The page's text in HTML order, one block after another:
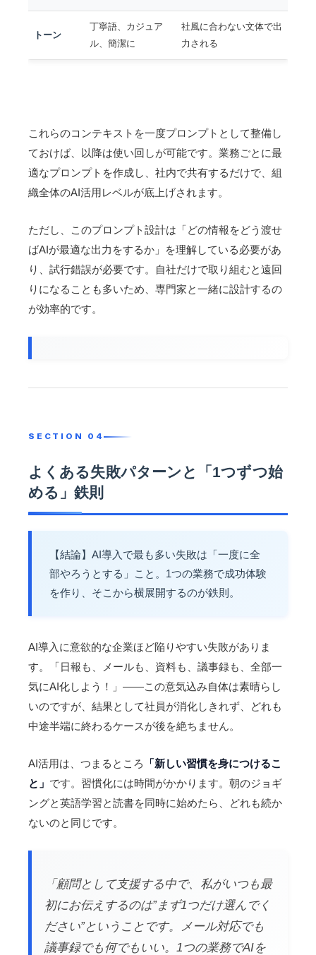
トーン
丁寧語、カジュア
ル、簡潔に
社風に合わない文体で出
力される
これらのコンテキストを一度プロンプトとして整備し
ておけば、以降は使い回しが可能です。業務ごとに最
適なプロンプトを作成し、社内で共有するだけで、組
織全体のAI活用レベルが底上げされます。
ただし、このプロンプト設計は「どの情報をどう渡せ
ばAIが最適な出力をするか」を理解している必要があ
り、試行錯誤が必要です。自社だけで取り組むと遠回
りになることも多いため、専門家と一緒に設計するの
が効率的です。
よくある失敗パターンと「1つずつ始
める」鉄則
【結論】AI導入で最も多い失敗は「一度に全
部やろうとする」こと。1つの業務で成功体験
を作り、そこから横展開するのが鉄則。
AI導入に意欲的な企業ほど陥りやすい失敗がありま
す。「日報も、メールも、資料も、議事録も、全部一
気にAI化しよう！」——この意気込み自体は素晴らし
いのですが、結果として社員が消化しきれず、どれも
中途半端に終わるケースが後を絶ちません。
AI活用は、つまるところ
「新しい習慣を身につけるこ
と」 です。習慣化には時間がかかります。朝のジョギ
ングと英語学習と読書を同時に始めたら、どれも続か
ないのと同じです。
「顧問として支援する中で、私がいつも最
初にお伝えするのは”まず1つだけ選んでく
ださい”ということです。メール対応でも
議事録でも何でもいい。1つの業務でAIを